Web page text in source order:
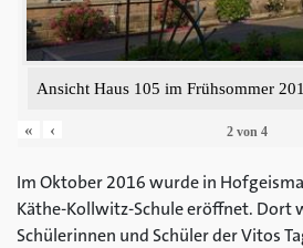
Ansicht Haus 105 im Frühsommer
« ‹ 2 von4
Im Oktober 2016 wurde in
Käthe-Kollwitz-Schule eröffnet. Dort
Schülerinnen und Schüler der Vitos